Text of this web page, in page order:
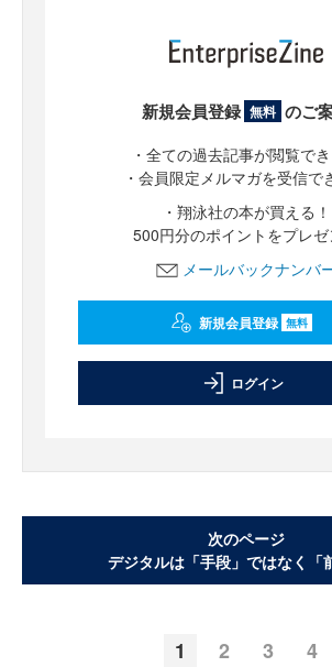
新規会員登録 無料 のご
・全ての過去記事が閲覧で
・会員限定メルマガを受信で
・翔泳社の本が買える！
500円分のポイントをプレゼ
メールバックナンバ
新規会員登録 無料
ログイン
次のページ
デジタルは「手段」ではなく「
1 2 3 4